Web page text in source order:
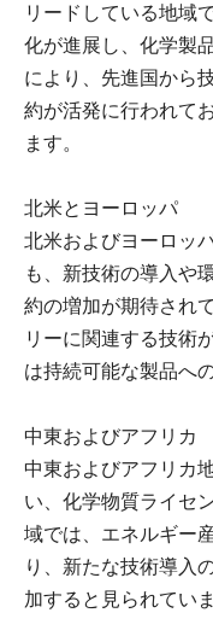
リードしている地域
化が進展し、化学製
により、先進国から
約が活発に行われて
ます。
北米とヨーロッパ
北米およびヨーロッ
も、新技術の導入や
約の増加が期待され
リーに関連する技術
は持続可能な製品へ
中東およびアフリカ
中東およびアフリカ
い、化学物質ライセ
域では、エネルギー
り、新たな技術導入
加すると見られていま